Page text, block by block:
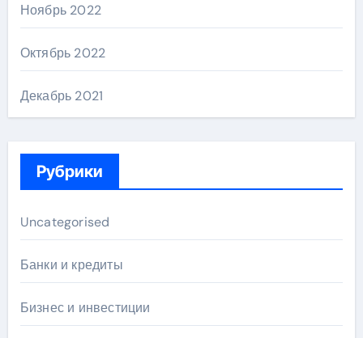
Ноябрь 2022
Октябрь 2022
Декабрь 2021
Рубрики
Uncategorised
Банки и кредиты
Бизнес и инвестиции